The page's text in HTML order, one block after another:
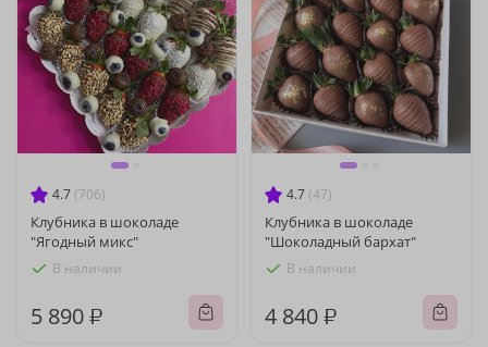
4.7 (706)
Клубника в шоколаде
"Ягодный микс"
В наличии
5 890 ₽
4.7 (47)
Клубника в шоколаде
"Шоколадный бархат"
В наличии
4 840 ₽